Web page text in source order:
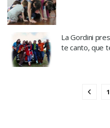
La Gordini
te canto, que
1